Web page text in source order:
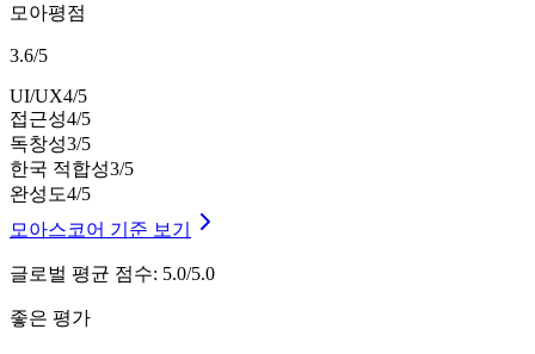
모아평점
3.6/5
UI/UX4/5
접근성4/5
독창성3/5
한국 적합성3/5
완성도4/5
모아스코어 기준 보기
글로벌 평균 점수: 5.0/5.0
좋은 평가